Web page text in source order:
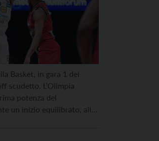
Basket, in gara 1 dei
scudetto. L’Olimpia
potenza del
un inizio equilibrato, alla